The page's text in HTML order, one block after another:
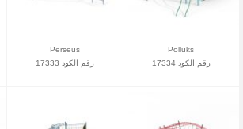
Perseus
رقم الكود 17333
Polluks
رقم الكود 17334